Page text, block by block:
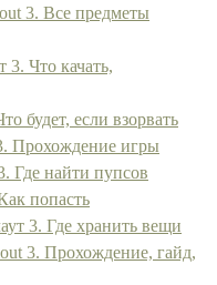
3. Все предметы
Что качать,
будет, если взорвать
Прохождение игры
Где найти пупсов
попасть
3. Где хранить вещи
3. Прохождение, гайд,